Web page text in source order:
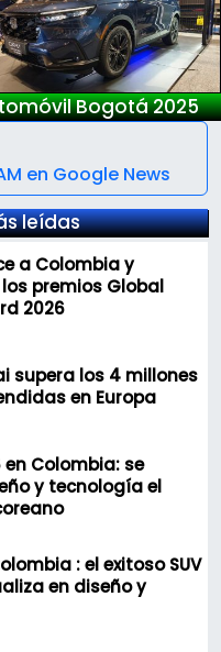
Bogotá 2025
en Google News
leídas
a Colombia y
premios Global
2026
supera los 4 millones
en Europa
en Colombia: se
y tecnología el
: el exitoso SUV
en diseño y